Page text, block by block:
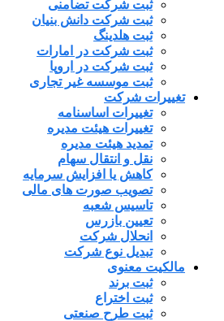
ثبت شرکت تضامنی
ثبت شرکت دانش بنیان
ثبت هلدینگ
ثبت شرکت در امارات
ثبت شرکت در اروپا
ثبت موسسه غیر تجاری
تغییرات شرکت
تغییرات اساسنامه
تغییرات هیئت مدیره
تمدید هیئت مدیره
نقل و انتقال سهام
کاهش یا افزایش سرمایه
تصویب صورت های مالی
تاسیس شعبه
تعیین بازرس
انحلال شرکت
تبدیل نوع شرکت
مالکیت معنوی
ثبت برند
ثبت اختراع
ثبت طرح صنعتی